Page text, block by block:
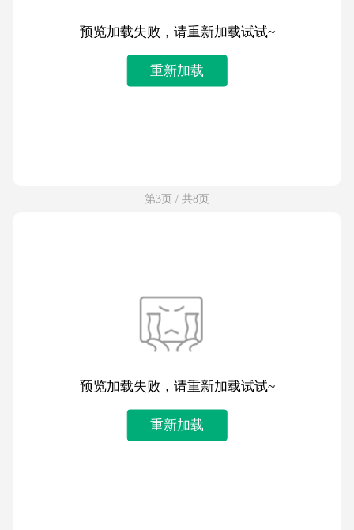
预览加载失败，请重新加载试试~
重新加载
第3页 / 共8页
预览加载失败，请重新加载试试~
重新加载